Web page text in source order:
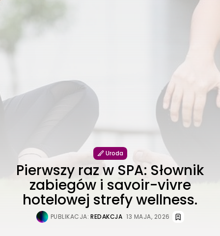
Uroda
Pierwszy raz w SPA: Słownik
zabiegów i savoir-vivre
hotelowej strefy wellness.
PUBLIKACJA: REDAKCJA 13 MAJA, 2026